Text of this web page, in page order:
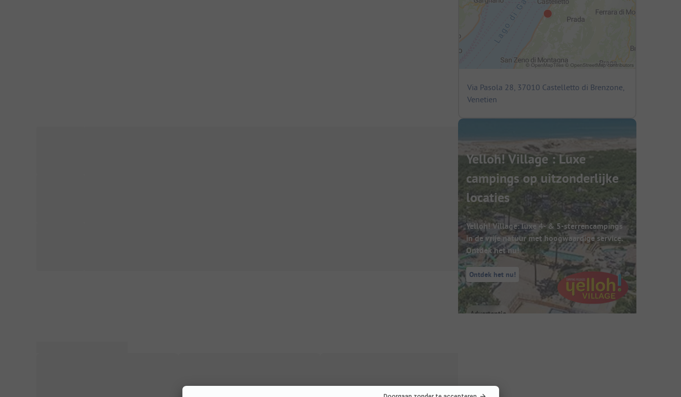
Via Pasola 28, 37010 Castelletto di Brenzone,
Venetien
Yelloh! Village : Luxe
campings op uitzonderlijke
locaties
Yelloh! Village: luxe 4- & 5-sterrencampings
in de vrije natuur met hoogwaardige service.
Ontdek het nu!
Ontdek het nu!